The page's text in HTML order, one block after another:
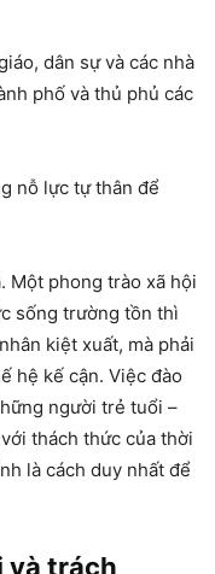
dân sự và các nhà
phố và thủ phủ các
nỗ lực tự thân để
Một phong trào xã hội
sống trường tồn thì
kiệt xuất, mà phải
hệ kế cận. Việc đào
người trẻ tuổi –
thách thức của thời
là cách duy nhất để
và trách